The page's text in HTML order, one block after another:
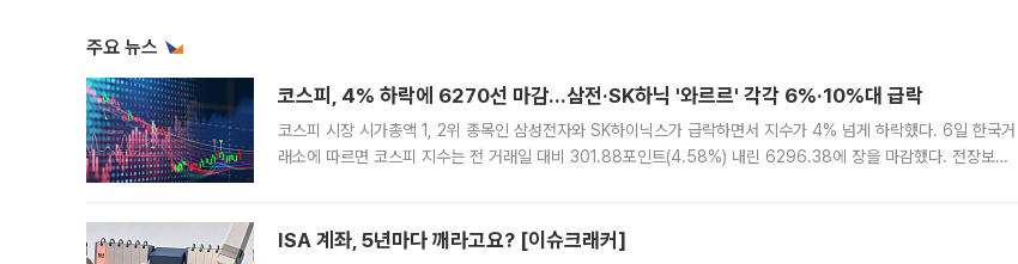
주요 뉴스
코스피, 4% 하락에 6270선 마감…삼전·SK하닉 '와르르' 각각 6%·10%대 급락
코스피 시장 시가총액 1, 2위 종목인 삼성전자와 SK하이닉스가 급락하면서 지수가 4% 넘게 하락했다. 6일 한국거
래소에 따르면 코스피 지수는 전 거래일 대비 301.88포인트(4.58%) 내린 6296.38에 장을 마감했다. 전장보다
ISA 계좌, 5년마다 깨라고요? [이슈크래커]